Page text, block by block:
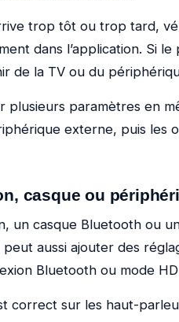
trop tôt ou trop tard,
dans l’application. Si
de la TV ou du
plusieurs paramètres en
externe, puis les
casque ou
un casque Bluetooth ou
aussi ajouter des
Bluetooth ou mode
correct sur les haut-